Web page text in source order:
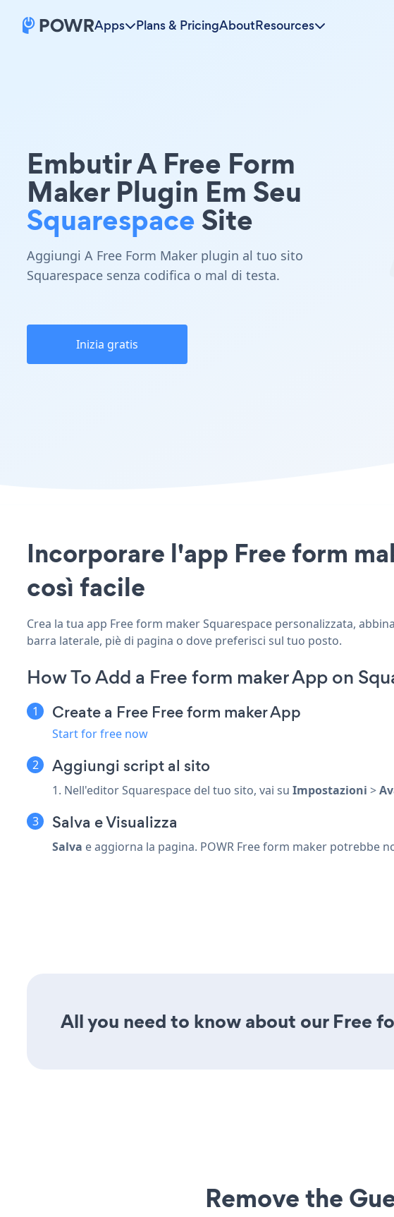
Apps Plans & PricingAboutResources
Embutir A Free Form
Maker Plugin Em Seu
SquarespaceSite
Aggiungi A Free Form Maker plugin al tuo sito
Squarespace senza codifica o mal di testa.
Inizia gratis
Incorporare l'app Free form
così facile
Crea la tua app Free form maker Squarespace personalizzata,
barra laterale, piè di pagina o dove preferisci sul tuo posto.
How To Add a Free form maker App on
Create a Free Free form maker App
Start for free now
Aggiungi script al sito
1. Nell'editor Squarespace del tuo sito, vai su Impostazioni >
Salva e Visualizza
Salva e aggiorna la pagina. POWR Free form maker potrebbe
All you need to know about our Free
Remove the